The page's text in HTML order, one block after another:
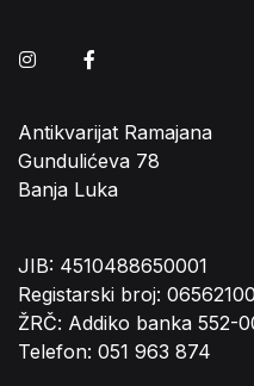
Instagram
Antikvarijat Ramajana
Gundulićeva 78
Banja Luka
JIB: 4510488650001
Registarski broj: 06562100
ŽRČ: Addiko banka 552-
Telefon: 051 963 874